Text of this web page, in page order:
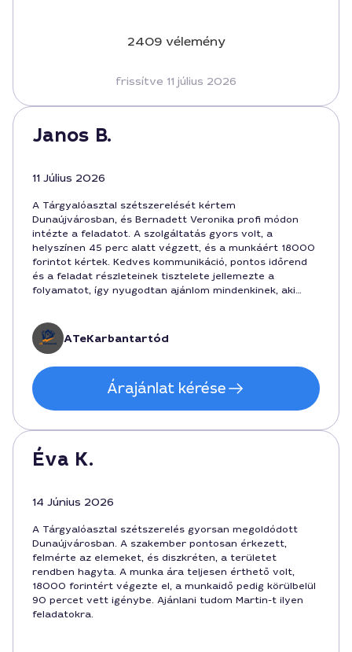
2409 vélemény
frissítve 11 július 2026
Janos B.
11 Július 2026
A Tárgyalóasztal szétszerelését kértem
Dunaújvárosban, és Bernadett Veronika profi módon
intézte a feladatot. A szolgáltatás gyors volt, a
helyszínen 45 perc alatt végzett, és a munkáért 18000
forintot kértek. Kedves kommunikáció, pontos időrend
és a feladat részleteinek tisztelete jellemezte a
folyamatot, így nyugodtan ajánlom mindenkinek, aki
ATeKarbantartód
Árajánlat kérése
Éva K.
14 Június 2026
A Tárgyalóasztal szétszerelés gyorsan megoldódott
Dunaújvárosban. A szakember pontosan érkezett,
felmérte az elemeket, és diszkréten, a területet
rendben hagyta. A munka ára teljesen érthető volt,
18000 forintért végezte el, a munkaidő pedig körülbelül
90 percet vett igénybe. Ajánlani tudom Martin-t ilyen
feladatokra.